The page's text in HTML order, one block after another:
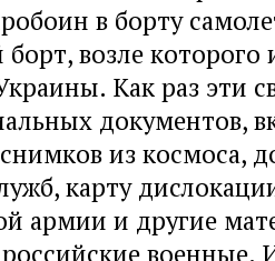
в борту
возле которого
Как раз эти
документов,
из космоса,
карту
армии и другие
российские военные.